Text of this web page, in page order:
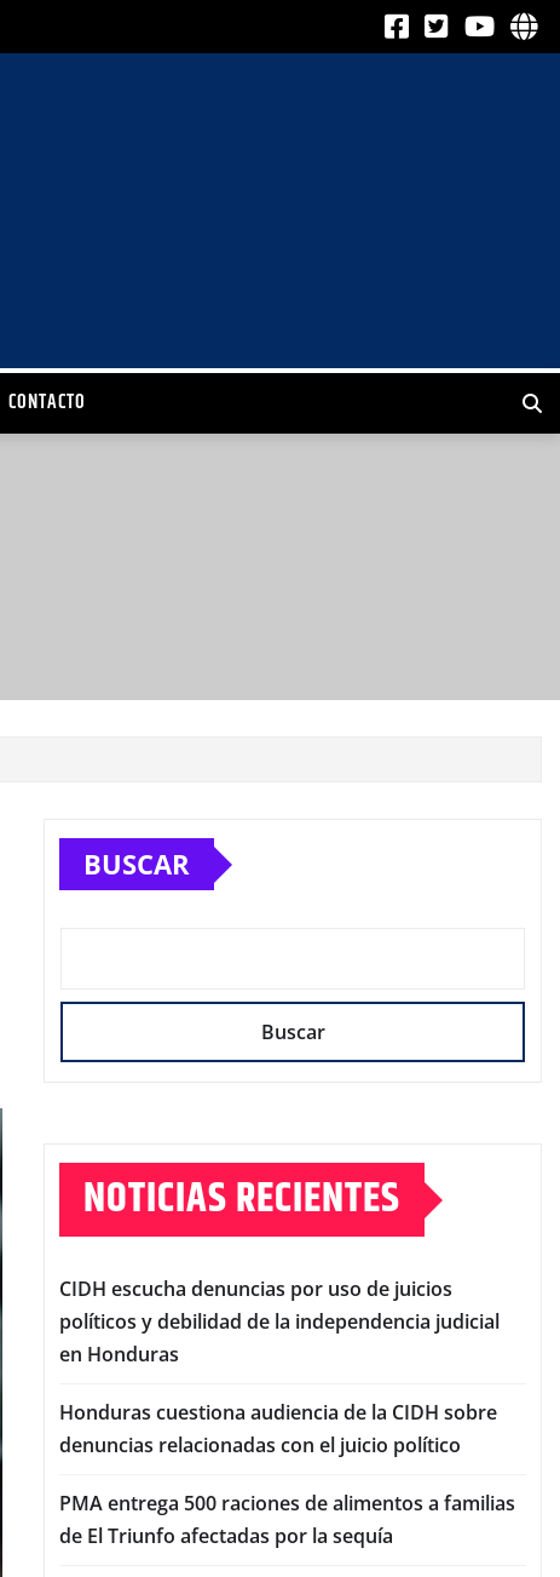
CONTACTO
BUSCAR
Buscar
NOTICIAS RECIENTES
CIDH escucha denuncias por uso de juicios
políticos y debilidad de la independencia judicial
en Honduras
Honduras cuestiona audiencia de la CIDH sobre
denuncias relacionadas con el juicio político
PMA entrega 500 raciones de alimentos a familias
de El Triunfo afectadas por la sequía